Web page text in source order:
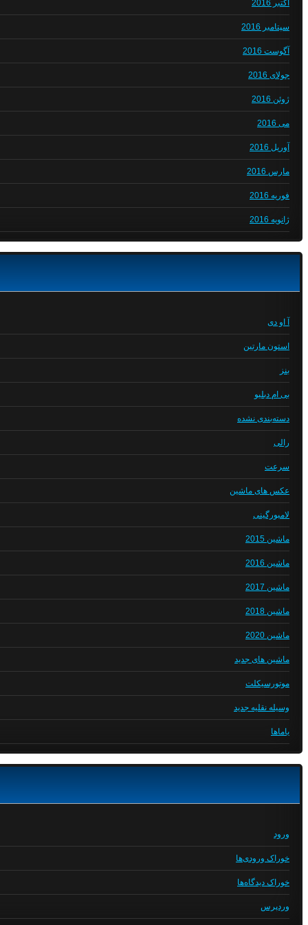
اکتبر 2016
سپتامبر 2016
آگوست 2016
جولای 2016
ژوئن 2016
می 2016
آوریل 2016
مارس 2016
فوریه 2016
ژانویه 2016
آ او دی
استون مارتین
بنز
بی ام دبلیو
دسته‌بندی نشده
رالی
سرعت
عکس های ماشین
لامبورگینی
ماشین 2015
ماشین 2016
ماشین 2017
ماشین 2018
ماشین 2020
ماشین های جدید
موتورسیکلت
وسیله نقلیه جدید
یاماها
ورود
خوراک ورودی‌ها
خوراک دیدگاه‌ها
وردپرس